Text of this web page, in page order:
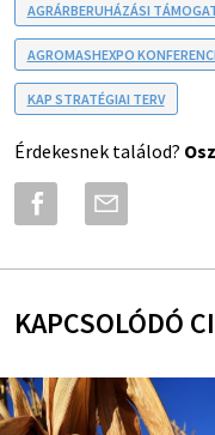
AGRÁRBERUHÁZÁSI
AGROMASHEXPO
KAP STRATÉGIAI TERV
Érdekesnek találod?
KAPCSOLÓDÓ